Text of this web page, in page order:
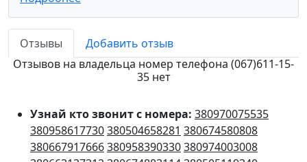
Отзывы
Добавить отзыв
Отзывов на владельца номер телефона (067)611-15-
35 нет
Узнай кто звонит с номера: 380970075535
380958617730380504658281 380674580808
380667917666380958390330380974003008